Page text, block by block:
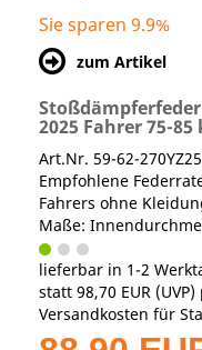
Sie sparen 9.9%
zum Artikel
Stoßdämpferfeder
2025 Fahrer 75-85
Art.Nr. 59-62-
Empfohlene
Fahrers ohne
Maße:
lieferbar in 1-2
statt 98,70 EUR (UVP)
Versandkosten für